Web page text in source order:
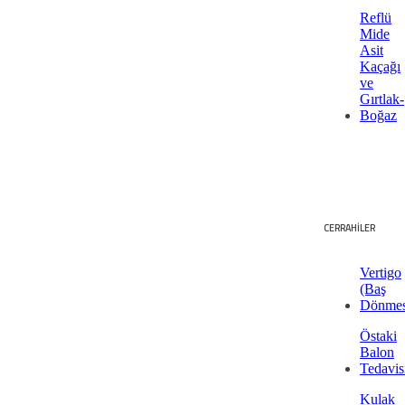
Reflü
Mide
Asit
Kaçağı
ve
Gırtlak-
Boğaz
CERRAHİLER
Vertigo
(Baş
Östaki
Balon
Kulak